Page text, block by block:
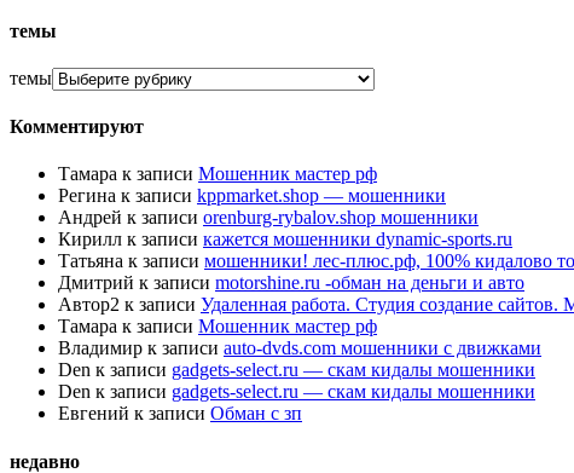
темы
темы
Комментируют
Тамара к записи Мошенник мастер рф
Регина к записи kppmarket.shop — мошенники
Андрей к записи orenburg-rybalov.shop мошенники
Кирилл к записи кажется мошенники dynamic-sports.ru
Татьяна к записи мошенники! лес-плюс.рф, 100% кидалово
Дмитрий к записи motorshine.ru -обман на деньги и авто
Автор2 к записи Удаленная работа. Студия создание
Тамара к записи Мошенник мастер рф
Владимир к записи auto-dvds.com мошенники с движками
Den к записи gadgets-select.ru — скам кидалы мошенники
Den к записи gadgets-select.ru — скам кидалы мошенники
Евгений к записи Обман с зп
недавно